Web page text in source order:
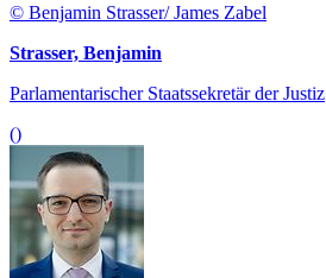
© Benjamin Strasser/ James Zabel
Strasser, Benjamin
Parlamentarischer Staatssekretär der Justiz
()